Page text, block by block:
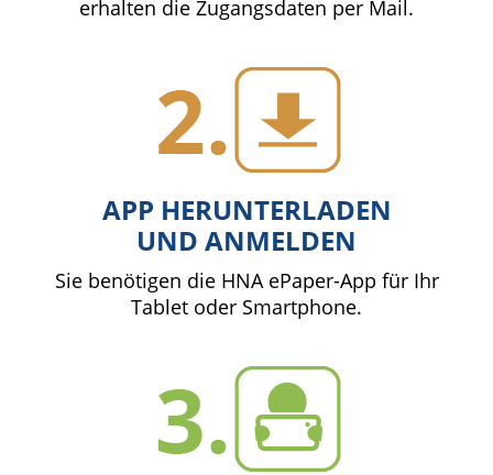
erhalten die Zugangsdaten per Mail.
APP HERUNTERLADEN
UND ANMELDEN
Sie benötigen die HNA ePaper-App für Ihr
Tablet oder Smartphone.